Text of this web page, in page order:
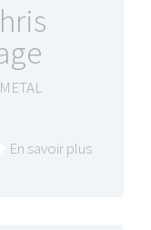
En savoir plus